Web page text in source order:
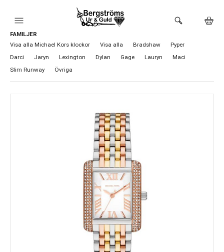
HEM
KLOCKOR
FAMILJER
Visa alla Michael Kors klockor
Visa alla Bradshaw
Pyper
Darci
Jaryn Lexington Dylan Gage Lauryn
Maci
Slim Runway
Övriga